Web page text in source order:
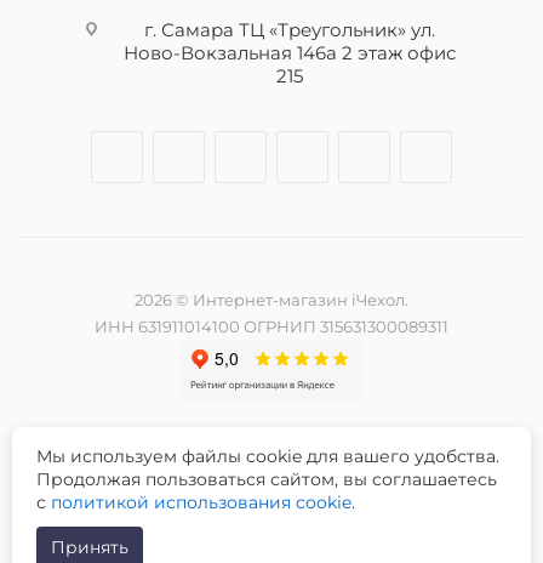
г. Самара ТЦ «Треугольник» ул.
Ново-Вокзальная 146а 2 этаж офис
215
2026 © Интернет-магазин iЧехол.
ИНН 631911014100 ОГРНИП 315631300089311
Разработка и продвижение сайта -
Мы используем файлы cookie для вашего удобства.
Продолжая пользоваться сайтом, вы соглашаетесь
с политикой использования cookie.
Принять